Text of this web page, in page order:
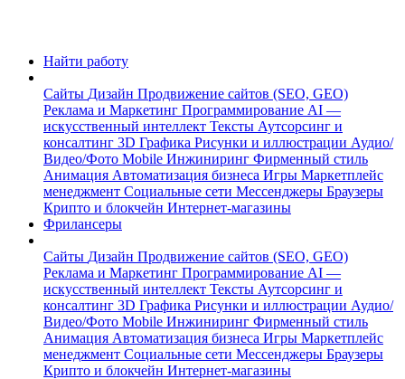
Найти работу
Сайты Дизайн Продвижение сайтов (SEO, GEO)
Реклама и Маркетинг Программирование AI —
искусственный интеллект Тексты Аутсорсинг и
консалтинг 3D Графика Рисунки и иллюстрации Аудио/
Видео/Фото Mobile Инжиниринг Фирменный стиль
Анимация Автоматизация бизнеса Игры Маркетплейс
менеджмент Социальные сети Мессенджеры Браузеры
Крипто и блокчейн Интернет-магазины
Фрилансеры
Сайты Дизайн Продвижение сайтов (SEO, GEO)
Реклама и Маркетинг Программирование AI —
искусственный интеллект Тексты Аутсорсинг и
консалтинг 3D Графика Рисунки и иллюстрации Аудио/
Видео/Фото Mobile Инжиниринг Фирменный стиль
Анимация Автоматизация бизнеса Игры Маркетплейс
менеджмент Социальные сети Мессенджеры Браузеры
Крипто и блокчейн Интернет-магазины